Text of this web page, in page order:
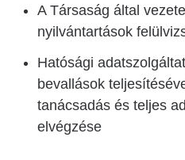
A Társaság által
nyilvántartások
Hatósági
bevallások
tanácsadás és teljes
elvégzése